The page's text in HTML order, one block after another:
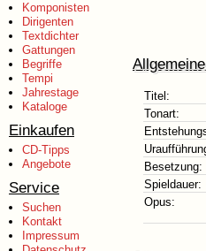
Komponisten
Dirigenten
Textdichter
Gattungen
Begriffe
Tempi
Jahrestage
Kataloge
Einkaufen
CD-Tipps
Angebote
Service
Suchen
Kontakt
Impressum
Titel:
Tonart:
Besetzung:
Spieldauer:
Opus: